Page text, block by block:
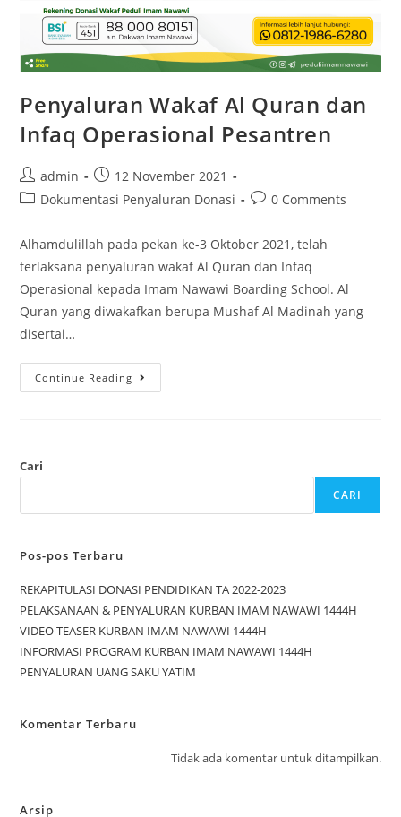
Penyaluran Wakaf Al Quran dan
Infaq Operasional Pesantren
admin
12 November 2021
Dokumentasi Penyaluran Donasi
0 Comments
Alhamdulillah pada pekan ke-3 Oktober 2021, telah
terlaksana penyaluran wakaf Al Quran dan Infaq
Operasional kepada Imam Nawawi Boarding School. Al
Quran yang diwakafkan berupa Mushaf Al Madinah yang
disertai…
Continue Reading
Cari
CARI
Pos-pos Terbaru
REKAPITULASI DONASI PENDIDIKAN TA 2022-2023
PELAKSANAAN & PENYALURAN KURBAN IMAM NAWAWI 1444H
VIDEO TEASER KURBAN IMAM NAWAWI 1444H
INFORMASI PROGRAM KURBAN IMAM NAWAWI 1444H
PENYALURAN UANG SAKU YATIM
Komentar Terbaru
Tidak ada komentar untuk ditampilkan.
Arsip